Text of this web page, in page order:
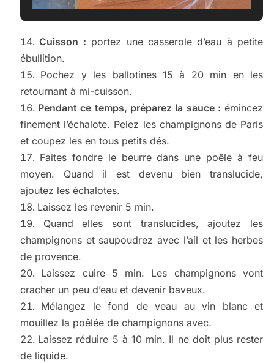
Cuisson : portez une casserole d’eau à petite
ébullition.
Pochez y les ballotines 15 à 20 min en les
retournant à mi-cuisson.
Pendant ce temps, préparez la sauce : émincez
finement l’échalote. Pelez les champignons de Paris
et coupez les en tous petits dés.
Faites fondre le beurre dans une poêle à feu
moyen. Quand il est devenu bien translucide,
ajoutez les échalotes.
Laissez les revenir 5 min.
Quand elles sont translucides, ajoutez les
champignons et saupoudrez avec l’ail et les herbes
de provence.
Laissez cuire 5 min. Les champignons vont
cracher un peu d’eau et devenir baveux.
Mélangez le fond de veau au vin blanc et
mouillez la poêlée de champignons avec.
Laissez réduire 5 à 10 min. Il ne doit plus rester
de liquide.